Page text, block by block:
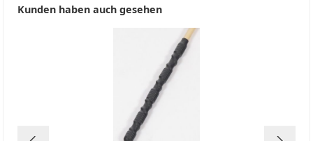
Produktgalerie überspringen
Kunden haben auch gesehen